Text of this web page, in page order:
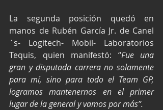
La segunda posición quedó en
manos de Rubén García Jr. de Canel
´s- Logitech- Mobil- Laboratorios
Tequis, quien manifestó: “Fue una
gran y disputada carrera no solamente
para mí, sino para todo el Team GP,
logramos mantenernos en el primer
lugar de la general y vamos por más”.